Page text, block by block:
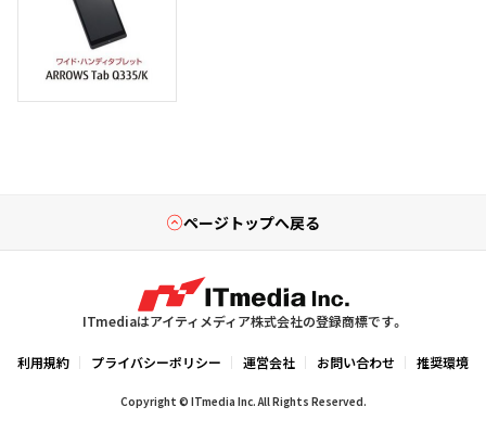
ページトップへ戻る
ITmediaはアイティメディア株式会社の登録商標です。
利用規約 プライバシーポリシー 運営会社 お問い合わせ 推奨環境
Copyright © ITmedia Inc. All Rights Reserved.